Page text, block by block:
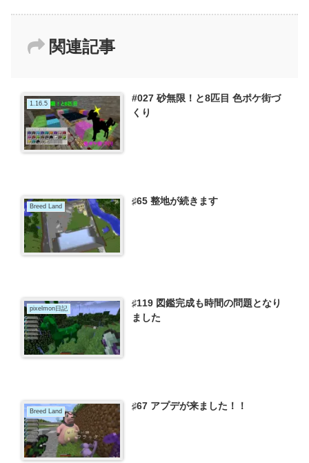
関連記事
1.16.5
#027 砂無限！と8匹目 色ポケ街づ
くり
Breed Land ♯65 整地が続きます
pixelmon日記
♯119 図鑑完成も時間の問題となり
ました
Breed Land ♯67 アプデが来ました！！